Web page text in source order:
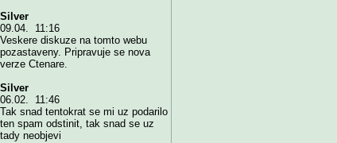
Silver
09.04. 11:16
Veskere diskuze na tomto webu
pozastaveny. Pripravuje se nova
verze Ctenare.
Silver
06.02. 11:46
Tak snad tentokrat se mi uz podarilo
ten spam odstinit, tak snad se uz
tady neobjevi